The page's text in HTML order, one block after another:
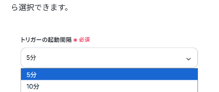
ら選択できます。